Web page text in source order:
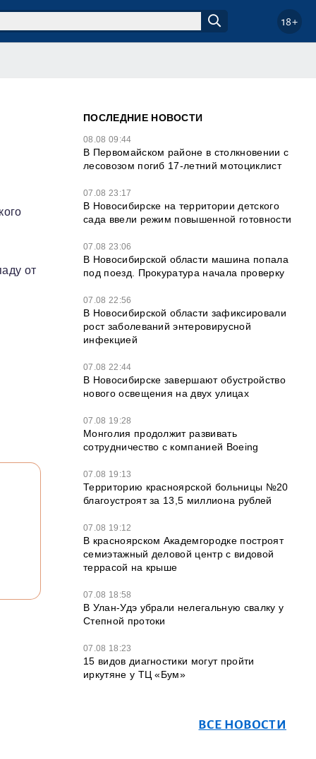
18+
от
ПОСЛЕДНИЕ НОВОСТИ
08.08 09:44
В Первомайском районе в столкновении с
лесовозом погиб 17-летний мотоциклист
07.08 23:17
В Новосибирске на территории детского
сада ввели режим повышенной готовности
07.08 23:06
В Новосибирской области машина попала
под поезд. Прокуратура начала проверку
07.08 22:56
В Новосибирской области зафиксировали
рост заболеваний энтеровирусной
инфекцией
07.08 22:44
В Новосибирске завершают обустройство
нового освещения на двух улицах
07.08 19:28
Монголия продолжит развивать
сотрудничество с компанией Boeing
07.08 19:13
Территорию красноярской больницы №20
благоустроят за 13,5 миллиона рублей
07.08 19:12
В красноярском Академгородке построят
семиэтажный деловой центр с видовой
террасой на крыше
07.08 18:58
В Улан-Удэ убрали нелегальную свалку у
Степной протоки
07.08 18:23
15 видов диагностики могут пройти
иркутяне у ТЦ «Бум»
ВСЕ НОВОСТИ